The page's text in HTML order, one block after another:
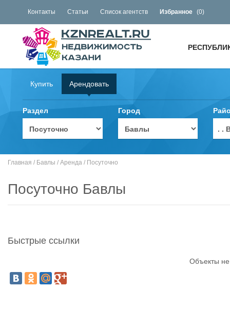
Контакты Статьи Список агентств Избранное (0)
Купить Арендовать
Раздел Город
. .
Главная / Бавлы / Аренда / Посуточно
Посуточно Бавлы
Быстрые ссылки
Объекты